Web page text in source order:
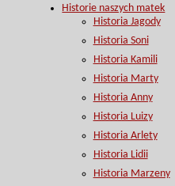
Historie naszych matek
Historia Jagody
Historia Soni
Historia Kamili
Historia Marty
Historia Anny
Historia Luizy
Historia Arlety
Historia Lidii
Historia Marzeny